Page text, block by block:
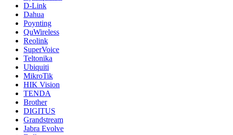
D-Link
Dahua
Poynting
QuWireless
Reolink
SuperVoice
Teltonika
Ubiquiti
MikroTik
HIK Vision
TENDA
Brother
DIGITUS
Grandstream
Jabra Evolve